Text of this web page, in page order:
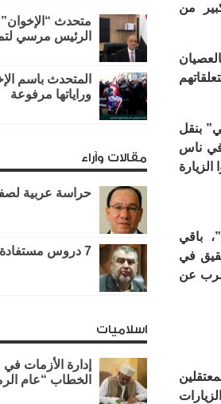
من
بنقل
ناس
باقي
في
أن عددا كبيرا من معتقلي ليمان 440 قد أضرب عن
متحدث
الرئيس مرسي
المتحدث باسم
وراياتها مرفوعة
مقالات وآراء
حراسة عربية
7 دروس مستفادة من ثورة يناير
اسلاميات
إدارة الأزمات
الخطاب “عام